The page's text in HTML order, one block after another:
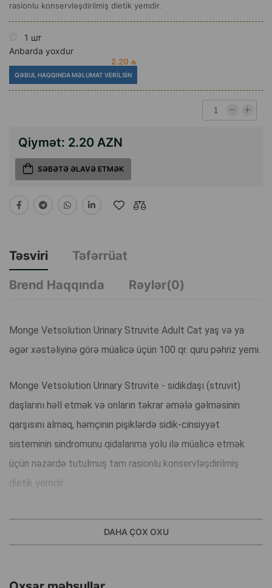
rasionlu konservləşdirilmiş dietik yemdir.
1 шт
Anbarda yoxdur
2.20 ₼
QƏBUL HAQQINDA MƏLUMAT VERILSIN
Qiymət: 2.20 AZN
SƏBƏTƏ ƏLAVƏ ETMƏK
Təsviri
Təfərrüat
Brend Haqqında
Rəylər(0)
Monge Vetsolution Urinary Struvite Adult Cat yaş və ya
əgər xəstəliyinə görə müalicə üçün 100 qr. quru pəhriz yemi.
Monge Vetsolution Urinary Struvite - sidikdaşı (struvit)
daşlarını həll etmək və onların təkrar əmələ gəlməsinin
qarşısını almaq, həmçinin pişiklərdə sidik-cinsiyyət
sisteminin sindromunu qidalanma yolu ilə müalicə etmək
üçün nəzərdə tutulmuş tam rasionlu konservləşdirilmiş
dietik yemdir.
Struvit urolitiyazı, pişiklərdə idiopatik sistit.
ƏKS GÖSTƏRİŞLƏR:
koordinasiyası, kalsium oksalat urolitləri, hipertoniya, ürək
DAHA ÇOX OXU